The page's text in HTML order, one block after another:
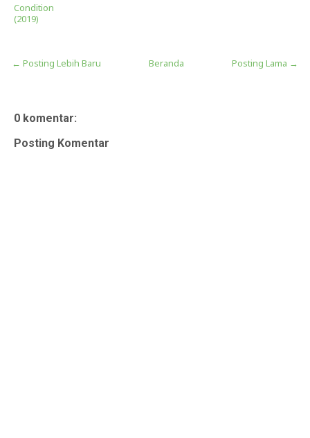
Condition
(2019)
← Posting Lebih Baru Posting Lama →
Beranda
0 komentar:
Posting Komentar